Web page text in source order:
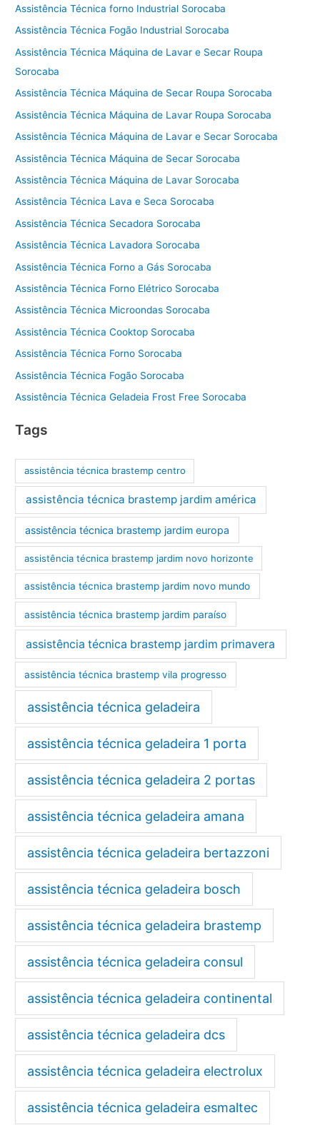
Assistência Técnica forno Industrial Sorocaba
Assistência Técnica Fogão Industrial Sorocaba
Assistência Técnica Máquina de Lavar e Secar Roupa
Sorocaba
Assistência Técnica Máquina de Secar Roupa Sorocaba
Assistência Técnica Máquina de Lavar Roupa Sorocaba
Assistência Técnica Máquina de Lavar e Secar Sorocaba
Assistência Técnica Máquina de Secar Sorocaba
Assistência Técnica Máquina de Lavar Sorocaba
Assistência Técnica Lava e Seca Sorocaba
Assistência Técnica Secadora Sorocaba
Assistência Técnica Lavadora Sorocaba
Assistência Técnica Forno a Gás Sorocaba
Assistência Técnica Forno Elétrico Sorocaba
Assistência Técnica Microondas Sorocaba
Assistência Técnica Cooktop Sorocaba
Assistência Técnica Forno Sorocaba
Assistência Técnica Fogão Sorocaba
Assistência Técnica Geladeia Frost Free Sorocaba
Tags
assistência técnica brastemp centro
assistência técnica brastemp jardim américa
assistência técnica brastemp jardim europa
assistência técnica brastemp jardim novo horizonte
assistência técnica brastemp jardim novo mundo
assistência técnica brastemp jardim paraíso
assistência técnica brastemp jardim primavera
assistência técnica brastemp vila progresso
assistência técnica geladeira
assistência técnica geladeira 1 porta
assistência técnica geladeira 2 portas
assistência técnica geladeira amana
assistência técnica geladeira bertazzoni
assistência técnica geladeira bosch
assistência técnica geladeira brastemp
assistência técnica geladeira consul
assistência técnica geladeira continental
assistência técnica geladeira dcs
assistência técnica geladeira electrolux
assistência técnica geladeira esmaltec